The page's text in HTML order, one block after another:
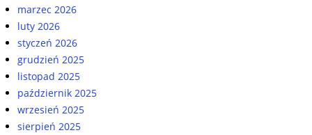
marzec 2026
luty 2026
styczeń 2026
grudzień 2025
listopad 2025
październik 2025
wrzesień 2025
sierpień 2025